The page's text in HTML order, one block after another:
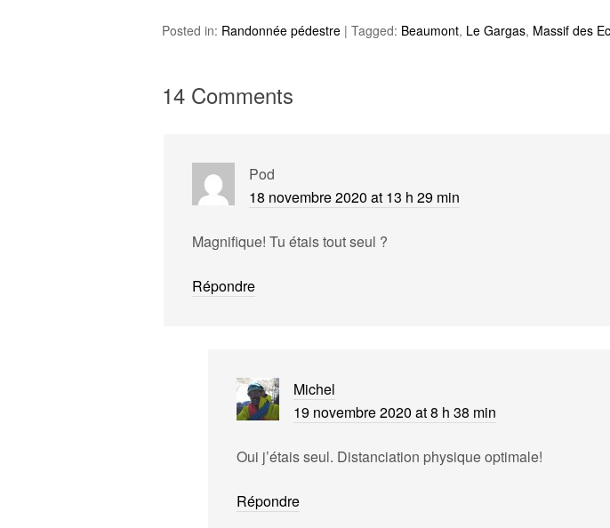
Posted in: Randonnée pédestre | Tagged: Beaumont, Le Gargas, Massif des
14 Comments
Pod
18 novembre 2020 at 13 h 29 min
Magnifique! Tu étais tout seul ?
Répondre
Michel
19 novembre 2020 at 8 h 38 min
Oui j’étais seul. Distanciation physique optimale!
Répondre